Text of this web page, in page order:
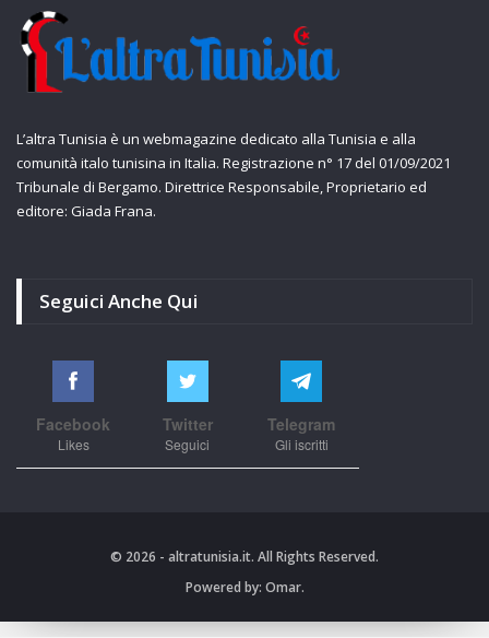
L’altra Tunisia è un webmagazine dedicato alla Tunisia e alla
comunità italo tunisina in Italia. Registrazione n° 17 del 01/09/2021
Tribunale di Bergamo. Direttrice Responsabile, Proprietario ed
editore: Giada Frana.
Seguici Anche Qui
Facebook
Likes
Twitter
Seguici
Telegram
Gli iscritti
© 2026 - altratunisia.it. All Rights Reserved.
Powered by: Omar.